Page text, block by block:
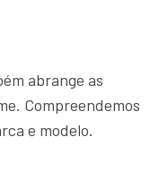
abrange as
Compreendemos
e modelo.